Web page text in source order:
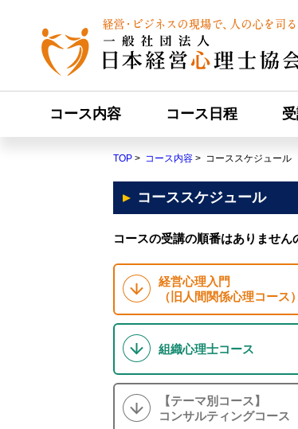
コース内容 コース日程
TOP > コース内容 > コーススケジュール
コーススケジュール
コースの受講の順番はありません
経営心理入門
（旧人間関係心理コース）
組織心理士コース
【テーマ別コース】
コンサルティングコース